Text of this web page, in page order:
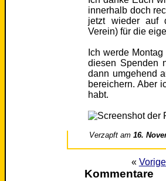
innerhalb doch
jetzt wieder auf
Verein) für die
Ich werde
diesen Spenden
dann umgehend
bereichern. Aber
habt.
Verzapft am16.
«
Kommentare